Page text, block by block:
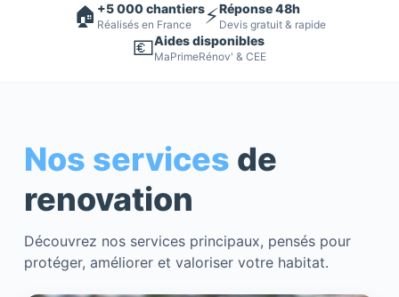
🏠 +5 000 chantiers
Réalisés en France ⚡Réponse 48h
Devis gratuit & rapide
💶Aides disponibles
MaPrimeRénov' & CEE
Nos services de
renovation
Découvrez nos services principaux, pensés pour
protéger, améliorer et valoriser votre habitat.